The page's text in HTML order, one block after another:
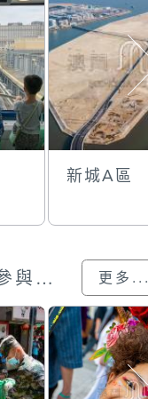
新城A區
澳門回歸25載”攝影展圖片徵集的參與作品 更多...